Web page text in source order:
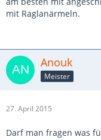
mit Raglanärmeln.
Anouk
Meister
27. April 2015
Darf man fragen was